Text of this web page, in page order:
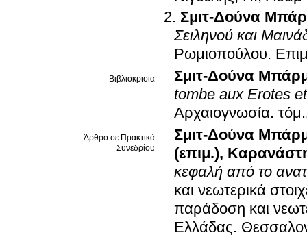
Σμιτ-Δούνα
Σειληνού και
Ρωμιοπούλου.
Βιβλιοκρισία
Σμιτ-Δούνα
tombe aux Erotes
Αρχαιογνωσία.
Άρθρο σε Πρακτικά
Συνεδρίου
Σμιτ-Δούνα
(επιμ.),
κεφαλή από το
και νεωτερικά
παράδοση και
Ελλάδας.